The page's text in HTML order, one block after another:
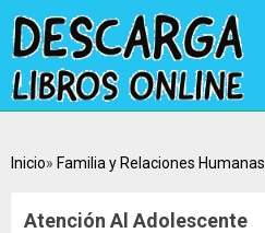
Inicio Familia y Relaciones Humanas
Atención Al Adolescente